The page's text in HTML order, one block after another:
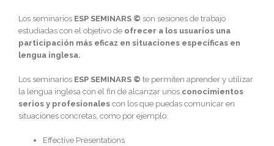
Los seminarios ESP SEMINARS © son sesiones de trabajo
estudiadas con el objetivo de ofrecer a los usuarios una
participación más eficaz en situaciones específicas en
lengua inglesa.
Los seminarios ESP SEMINARS © te permiten aprender y utilizar
la lengua inglesa con el fin de alcanzar unos conocimientos
serios y profesionales con los que puedas comunicar en
situaciones concretas, como por ejemplo:
Effective Presentations